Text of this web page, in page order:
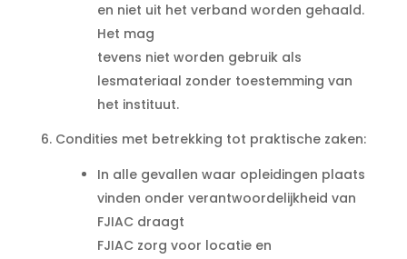
en niet uit het verband worden gehaald.
Het mag
tevens niet worden gebruik als
lesmateriaal zonder toestemming van
het instituut.
6. Condities met betrekking tot praktische zaken:
In alle gevallen waar opleidingen plaats
vinden onder verantwoordelijkheid van
FJIAC draagt
FJIAC zorg voor locatie en